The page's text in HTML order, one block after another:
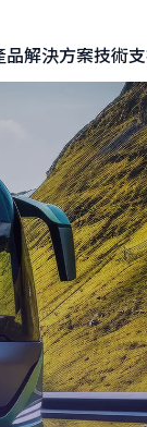
品解決方案技術